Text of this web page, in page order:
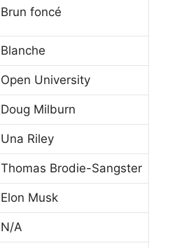
Brun foncé
Blanche
Open University
Doug Milburn
Una Riley
Thomas Brodie-Sangster
Elon Musk
N/A